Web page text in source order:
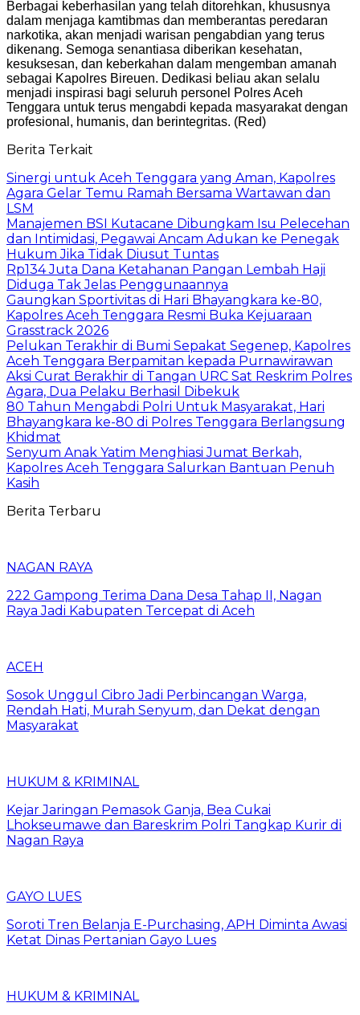
Berbagai keberhasilan yang telah ditorehkan, khususnya
dalam menjaga kamtibmas dan memberantas peredaran
narkotika, akan menjadi warisan pengabdian yang terus
dikenang. Semoga senantiasa diberikan kesehatan,
kesuksesan, dan keberkahan dalam mengemban amanah
sebagai Kapolres Bireuen. Dedikasi beliau akan selalu
menjadi inspirasi bagi seluruh personel Polres Aceh
Tenggara untuk terus mengabdi kepada masyarakat dengan
profesional, humanis, dan berintegritas. (Red)
Berita Terkait
Sinergi untuk Aceh Tenggara yang Aman, Kapolres
Agara Gelar Temu Ramah Bersama Wartawan dan
LSM
Manajemen BSI Kutacane Dibungkam Isu Pelecehan
dan Intimidasi, Pegawai Ancam Adukan ke Penegak
Hukum Jika Tidak Diusut Tuntas
Rp134 Juta Dana Ketahanan Pangan Lembah Haji
Diduga Tak Jelas Penggunaannya
Gaungkan Sportivitas di Hari Bhayangkara ke-80,
Kapolres Aceh Tenggara Resmi Buka Kejuaraan
Grasstrack 2026
Pelukan Terakhir di Bumi Sepakat Segenep, Kapolres
Aceh Tenggara Berpamitan kepada Purnawirawan
Aksi Curat Berakhir di Tangan URC Sat Reskrim Polres
Agara, Dua Pelaku Berhasil Dibekuk
80 Tahun Mengabdi Polri Untuk Masyarakat, Hari
Bhayangkara ke-80 di Polres Tenggara Berlangsung
Khidmat
Senyum Anak Yatim Menghiasi Jumat Berkah,
Kapolres Aceh Tenggara Salurkan Bantuan Penuh
Kasih
Berita Terbaru
NAGAN RAYA
222 Gampong Terima Dana Desa Tahap II, Nagan
Raya Jadi Kabupaten Tercepat di Aceh
ACEH
Sosok Unggul Cibro Jadi Perbincangan Warga,
Rendah Hati, Murah Senyum, dan Dekat dengan
Masyarakat
HUKUM & KRIMINAL
Kejar Jaringan Pemasok Ganja, Bea Cukai
Lhokseumawe dan Bareskrim Polri Tangkap Kurir di
Nagan Raya
GAYO LUES
Soroti Tren Belanja E-Purchasing, APH Diminta Awasi
Ketat Dinas Pertanian Gayo Lues
HUKUM & KRIMINAL